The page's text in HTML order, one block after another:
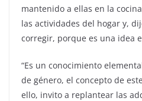
mantenido a ellas en la
las actividades del hogar y,
corregir, porque es una idea
“Es un conocimiento
de género, el concepto de
ello, invito a replantear las